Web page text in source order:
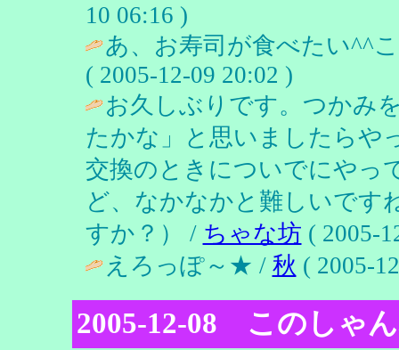
10 06:16 )
あ、お寿司が食べたい^^
( 2005-12-09 20:02 )
お久しぶりです。つかみ
たかな」と思いましたらや
交換のときについでにやっ
ど、なかなかと難しいです
すか？） / ちゃな坊 ( 2005-
えろっぽ～★ / 秋 ( 2005-
2005-12-08 このしゃ